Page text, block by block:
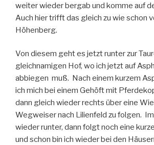
weiter wieder bergab und komme auf
Auch hier trifft das gleich zu wie schon
Höhenberg.
Von diesem geht es jetzt runter zur
gleichnamigen Hof, wo ich jetzt auf
abbiegen muß. Nach einem kurzem
ich mich bei einem Gehöft mit
dann gleich wieder rechts über eine
Wegweiser nach Lilienfeld zu folgen.
wieder runter, dann folgt noch eine
und schon bin ich wieder bei den